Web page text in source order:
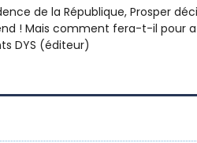
de la République, Prosper
! Mais comment fera-t-il pour
DYS (éditeur)